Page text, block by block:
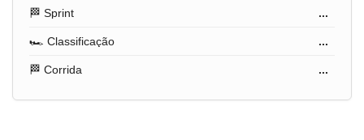
🏁 Sprint ...
🏎️ Classificação ...
🏁 Corrida ...